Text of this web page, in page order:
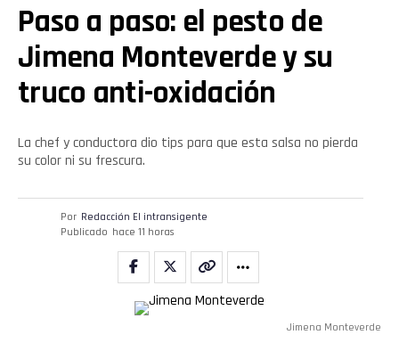
Paso a paso: el pesto de
Jimena Monteverde y su
truco anti-oxidación
La chef y conductora dio tips para que esta salsa no pierda
su color ni su frescura.
Por Redacción El intransigente
Publicado hace 11 horas
Jimena Monteverde